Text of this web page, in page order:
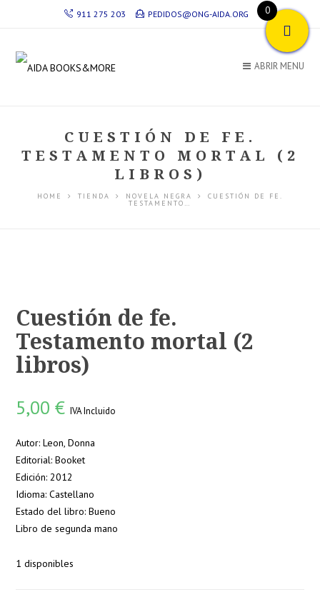
911 275 203 PEDIDOS@ONG-AIDA.ORG
ABRIR MENU
CUESTIÓN DE FE.
TESTAMENTO MORTAL (2
LIBROS)
HOME TIENDA NOVELA NEGRA CUESTIÓN DE FE.
TESTAMENTO…
Cuestión de fe.
Testamento mortal (2
libros)
5,00€ IVA Incluido
Autor: Leon, Donna
Editorial: Booket
Edición: 2012
Idioma: Castellano
Estado del libro: Bueno
Libro de segunda mano
1 disponibles
0